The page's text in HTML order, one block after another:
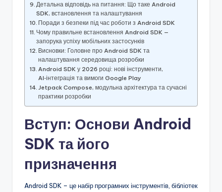
Детальна відповідь на питання: Що таке Android
SDK, встановлення та налаштування
Поради з безпеки під час роботи з Android SDK
Чому правильне встановлення Android SDK —
запорука успіху мобільних застосунків
Висновки: Головне про Android SDK та
налаштування середовища розробки
Android SDK у 2026 році: нові інструменти,
AI‑інтеграція та вимоги Google Play
Jetpack Compose, модульна архітектура та сучасні
практики розробки
Вступ: Основи Android
SDK та його
призначення
Android SDK – це набір програмних інструментів, бібліотек